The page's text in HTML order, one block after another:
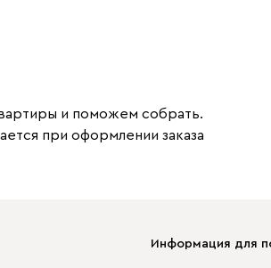
и поможем собрать.
при оформлении заказа
Информация для